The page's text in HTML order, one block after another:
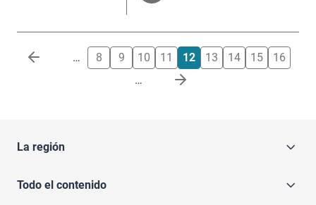
Paginación … 8 9 10 11 12 13 14 15
16
…
La región
Todo el contenido